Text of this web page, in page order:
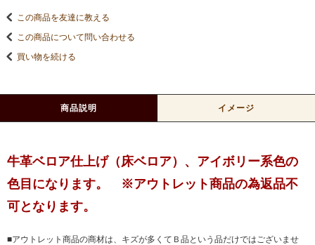
この商品を友達に教える
この商品について問い合わせる
買い物を続ける
商品説明 イメージ
牛革ベロア仕上げ（床ベロア）、アイボリー系色の
色目になります。 ※アウトレット商品の為返品不
可となります。
■アウトレット商品の商材は、キズが多くてＢ品という品だけではございませ